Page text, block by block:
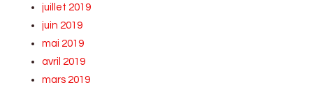
juillet 2019
juin 2019
mai 2019
avril 2019
mars 2019